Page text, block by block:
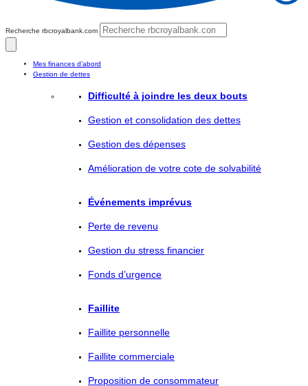
Recherche rbcroyalbank.com
Mes finances d’abord
Gestion de dettes
Difficulté à joindre les deux bouts
Gestion et consolidation des dettes
Gestion des dépenses
Amélioration de votre cote de solvabilité
Événements imprévus
Perte de revenu
Gestion du stress financier
Fonds d’urgence
Faillite
Faillite personnelle
Faillite commerciale
Proposition de consommateur